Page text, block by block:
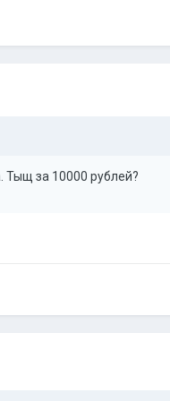
Тыщ за 10000 рублей?